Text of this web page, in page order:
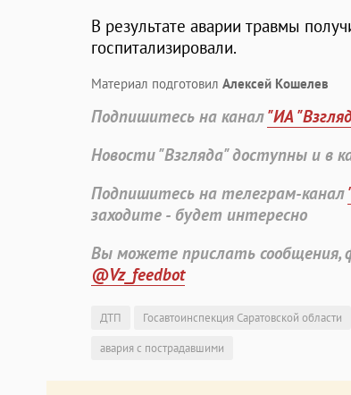
В результате аварии травмы
госпитализировали.
Материал подготовил Алексей Кошелев
Подпишитесь на канал"ИА
Новости "Взгляда" доступны и в
Подпишитесь на телеграм-канал
заходите - будет интересно
Вы можете прислать
@Vz_feedbot
ДТП Госавтоинспекция Саратовской области
авария с пострадавшими